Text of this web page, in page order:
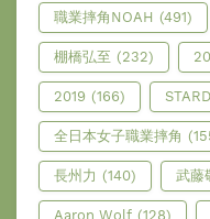
職業摔角NOAH (491)
棚橋弘至 (232)
2019 (166)
全日本女子職業摔角
長州力 (140) 武藤
Aaron Wolf (128)